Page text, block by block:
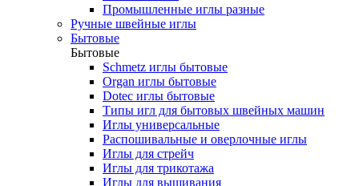
Промышленные иглы разные
Ручные швейные иглы
Бытовые
Бытовые
Schmetz иглы бытовые
Organ иглы бытовые
Dotec иглы бытовые
Типы игл для бытовых швейных машин
Иглы универсальные
Распошивальные и оверлочные иглы
Иглы для стрейч
Иглы для трикотажа
Иглы для вышивания